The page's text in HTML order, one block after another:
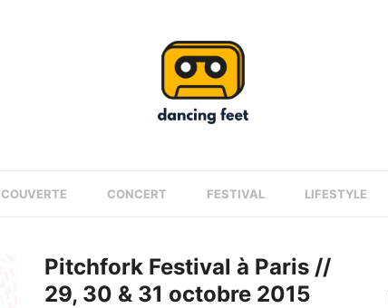
CONCERT FESTIVAL LIFESTYLE
Pitchfork Festival à Paris //
29, 30 & 31 octobre 2015